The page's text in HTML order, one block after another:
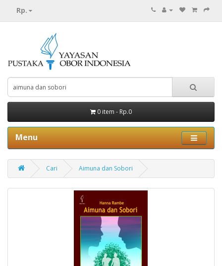
Rp.
0 item - Rp.0
Menu
Cari Aimuna dan Sobori